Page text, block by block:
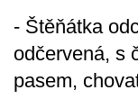
- Štěňátka
odčervená, s
pasem,